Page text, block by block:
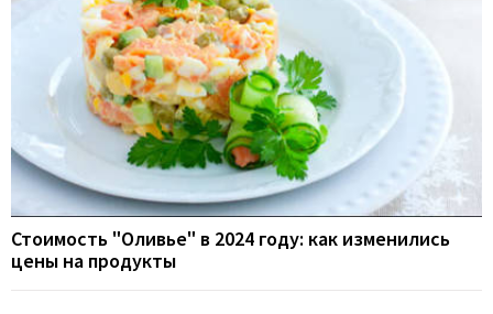
Стоимость "Оливье" в 2024 году: как изменились
цены на продукты